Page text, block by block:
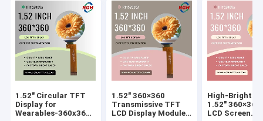
1.52" Circular TFT
Display for
Wearables-360x360
1.52" 360×360
Transmissive TFT
LCD Display Module
High-
1.52"
LCD Screen